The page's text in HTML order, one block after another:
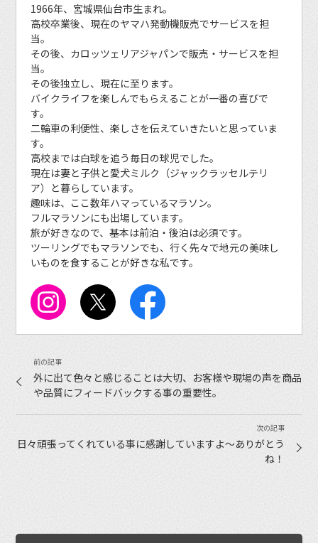
1966年、宮城県仙台市生まれ。
高校卒業後、現在のヤマハ発動機販売でサービスを担
当。
その後、カロッツェリアジャパンで販売・サービスを担
当。
その後独立し、現在に至ります。
バイクライフを楽しんでもらえることが一番の喜びで
す。
二輪車の利便性、楽しさを伝えていきたいと思っていま
す。
高校までは白球を追う毎日の球児でした。
現在は妻と子供と愛犬ミルク（ジャックラッセルテリ
ア）と暮らしています。
趣味は、ここ数年ハマっているマラソン。
フルマラソンにも出場しています。
旅が好きなので、基本は前泊・後泊は必須です。
ツーリングでもマラソンでも、行く先々で地元の美味し
いものを食することが好きな私です。
外に出て色々と感じることは大切、お客様や現場の声を商品
や品質にフィードバックする事の重要性。
日々頑張ってくれている事に感謝していますよ〜ありがとう
ね！